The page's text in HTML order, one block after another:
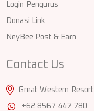
Login Pengurus
Donasi Link
NeyBee Post & Earn
Contact Us
Great Western Resort
+62 8567 447 780